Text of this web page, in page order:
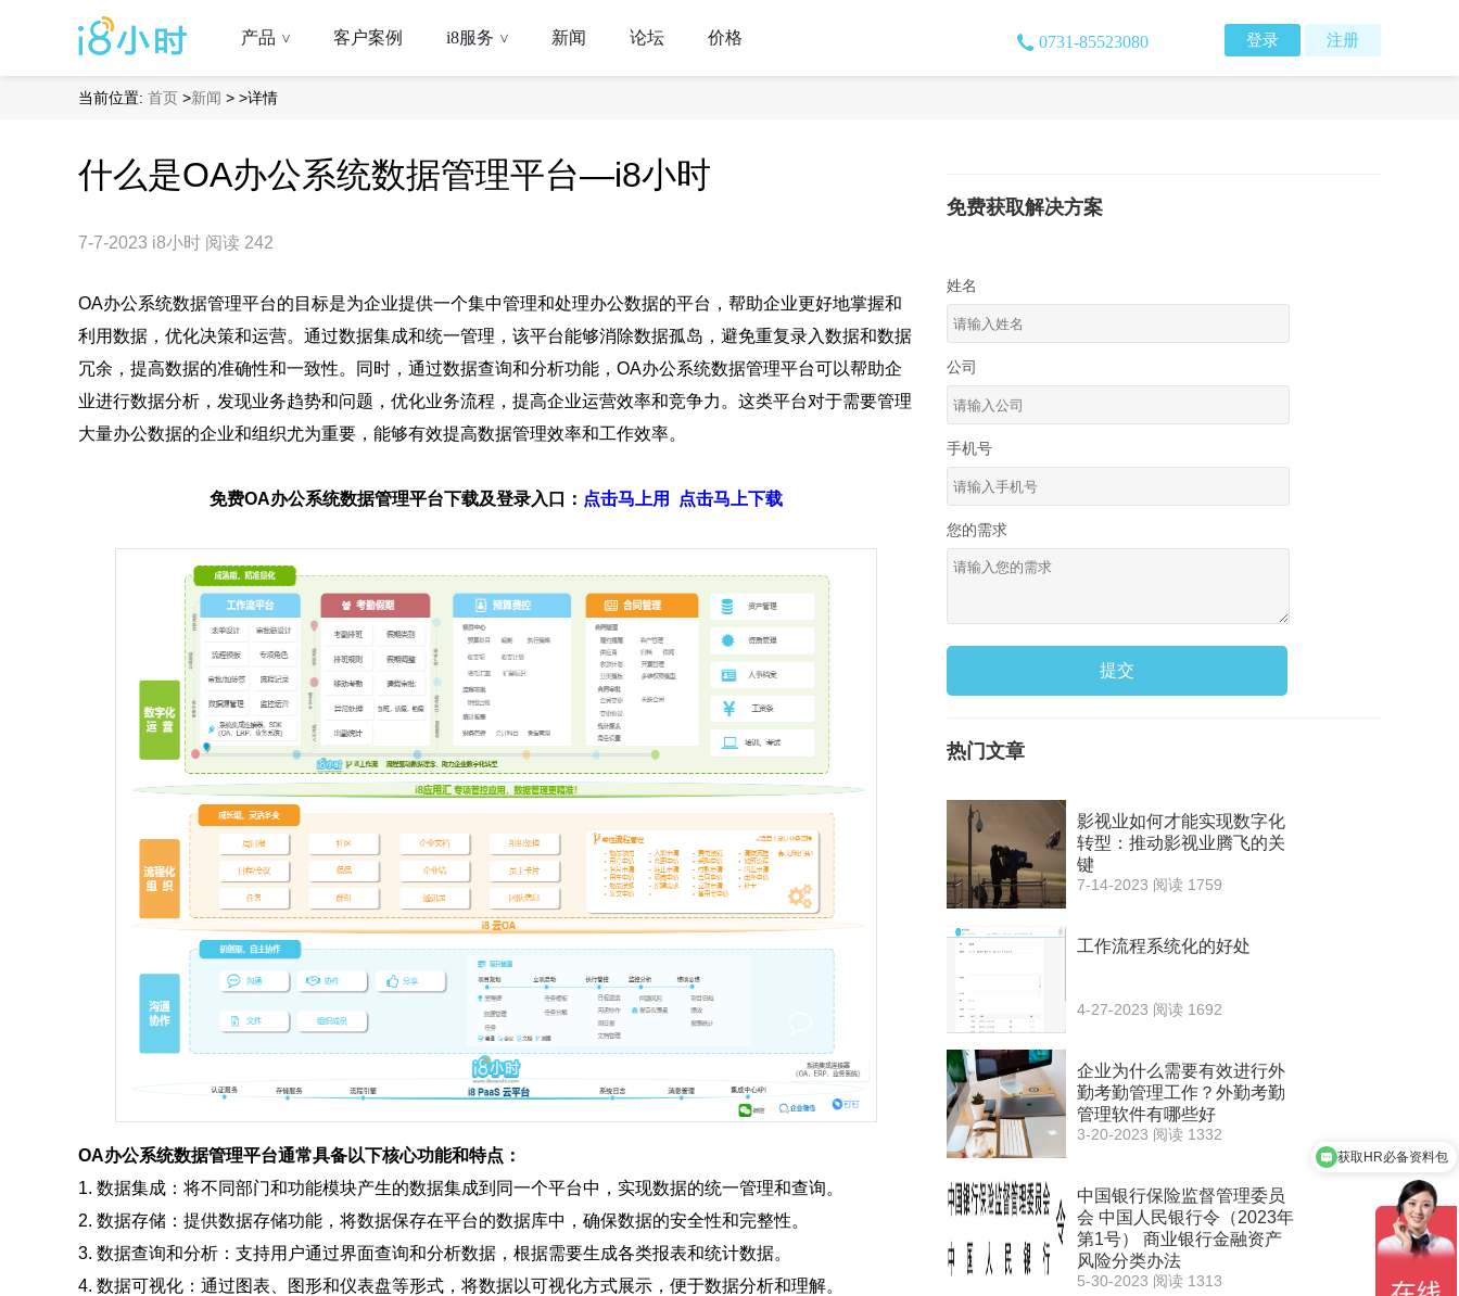
产品 > 客户案例 i8服务 > 新闻 论坛 价格 登录 注册
0731-85523080
当前位置: 首页 >新闻 > >详情
什么是OA办公系统数据管理平台—i8小时
7-7-2023 i8小时 阅读 242
OA办公系统数据管理平台的目标是为企业提供一个集中管理和处理办公数据的平台，帮助企业更好地掌握和
利用数据，优化决策和运营。通过数据集成和统一管理，该平台能够消除数据孤岛，避免重复录入数据和数据
冗余，提高数据的准确性和一致性。同时，通过数据查询和分析功能，OA办公系统数据管理平台可以帮助企
业进行数据分析，发现业务趋势和问题，优化业务流程，提高企业运营效率和竞争力。这类平台对于需要管理
大量办公数据的企业和组织尤为重要，能够有效提高数据管理效率和工作效率。
免费OA办公系统数据管理平台下载及登录入口： 点击马上用 点击马上下载
OA办公系统数据管理平台通常具备以下核心功能和特点：
1. 数据集成：将不同部门和功能模块产生的数据集成到同一个平台中，实现数据的统一管理和查询。
2. 数据存储：提供数据存储功能，将数据保存在平台的数据库中，确保数据的安全性和完整性。
3. 数据查询和分析：支持用户通过界面查询和分析数据，根据需要生成各类报表和统计数据。
4. 数据可视化：通过图表、图形和仪表盘等形式，将数据以可视化方式展示，便于数据分析和理解。
免费获取解决方案
姓名
公司
手机号
您的需求
提交
热门文章
影视业如何才能实现数字化
转型：推动影视业腾飞的关
键
7-14-2023 阅读 1759
工作流程系统化的好处
4-27-2023 阅读 1692
企业为什么需要有效进行外
勤考勤管理工作？外勤考勤
管理软件有哪些好
3-20-2023 阅读 1332
中国银行保险监督管理委员
会 中国人民银行令（2023年
第1号） 商业银行金融资产
风险分类办法
5-30-2023 阅读 1313
代开后台账户